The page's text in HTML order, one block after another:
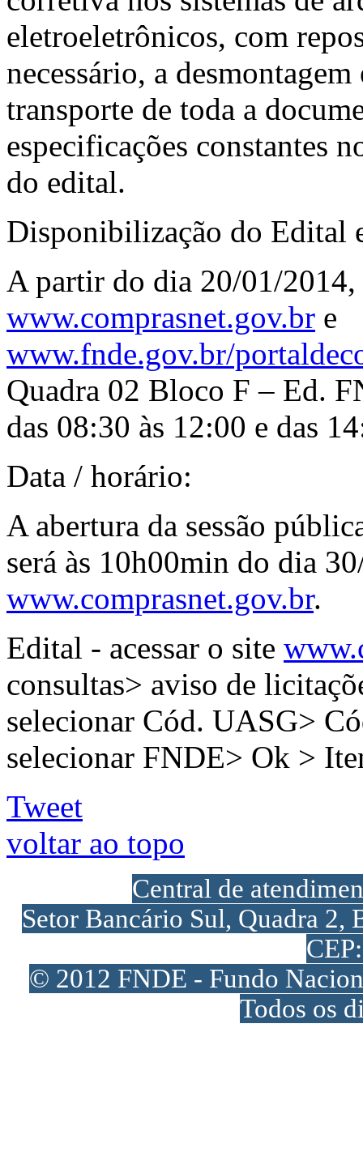
eletroeletrônicos, com
necessário, a
transporte de toda a
especificações constantes
do edital.
Disponibilização do Edital
A partir do dia 20/01/2014,
www.comprasnet.gov.br e
www.fnde.gov.br/
Quadra 02 Bloco F – Ed.
das 08:30 às 12:00 e das
Data / horário:
A abertura da sessão
será às 10h00min do dia
www.comprasnet.gov.br.
Edital - acessar o site
consultas> aviso de
selecionar Cód. UASG>
selecionar FNDE> Ok >
Tweet
voltar ao topo
Central de
Setor Bancário Sul, Quadra
© 2012 FNDE - Fundo
Todos os